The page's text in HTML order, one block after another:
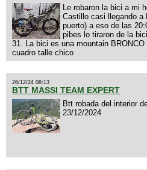
Le robaron la bici a mi
Castillo casi llegando a
puerto) a eso de las
pibes lo tiraron de la
31. La bici es una mountain
cuadro talle chico
26/12/24 08:13
BTT MASSI TEAM EXPERT
Btt robada del interior
23/12/2024